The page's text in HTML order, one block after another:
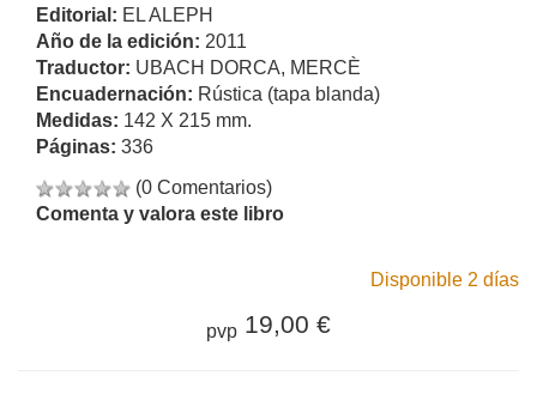
Editorial: EL ALEPH
Año de la edición: 2011
Traductor: UBACH DORCA, MERCÈ
Encuadernación: Rústica (tapa blanda)
Medidas: 142 X 215 mm.
Páginas: 336
(0 Comentarios)
Comenta y valora este libro
Disponible 2 días
pvp 19,00 €